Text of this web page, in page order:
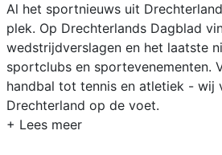
Al het sportnieuws uit
plek. Op Drechterlands Dagblad
wedstrijdverslagen en het laatste
sportclubs en sportevenementen.
handbal tot tennis en atletiek - wij
Drechterland op de voet.